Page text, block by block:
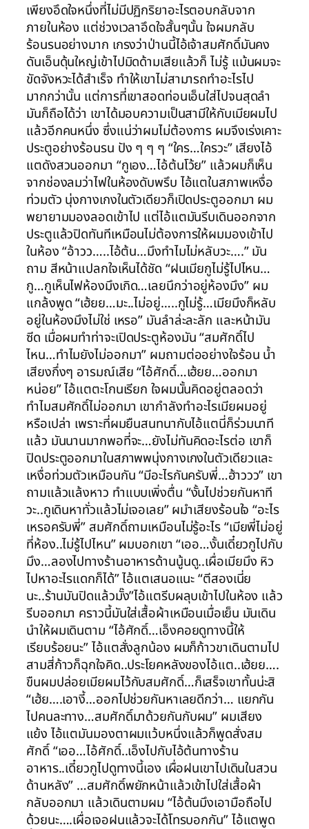
เพียงอึดใจหนึ่งที่ไม่มีปฏิกริยาอะไรตอบกลับจาก
ภายในห้อง แต่ช่วงเวลาอึดใจสั้นๆนั้น ใจผมกลับ
ร้อนรนอย่างมาก เกรงว่าป่านนี้ไอ้เจ้าสมศักดิ์มันคง
ดันเอ็นดุ้นใหญ่เข้าไปมิดด้ามเสียแล้วก็ ไม่รู้ แม้นผมจะ
ขัดจังหวะได้สำเร็จ ทำให้เขาไม่สามารถทำอะไรไป
มากกว่านั้น แต่การที่เขาสอดท่อนเอ็นใส่ไปจนสุดลำ
มันก็ถือได้ว่า เขาได้มอบความเป็นสามีให้กับเมียผมไป
แล้วอีกคนหนึ่ง ซึ่งแน่ว่าผมไม่ต้องการ ผมจึงเร่งเคาะ
ประตูอย่างร้อนรน ปัง ๆ ๆ ๆ “ใคร…ใครวะ” เสียงไอ้
แตดังสวนออกมา “กูเอง…ไอ้ต้นโว้ย” แล้วผมก็เห็น
จากช่องลมว่าไฟในห้องดับพรึบ ไอ้แตในสภาพเหงื่อ
ท่วมตัว นุ่งกางเกงในตัวเดียวก็เปิดประตูออกมา ผม
พยายามมองลอดเข้าไป แต่ไอ้แตมันรีบเดินออกจาก
ประตูแล้วปิดทันทีเหมือนไม่ต้องการให้ผมมองเข้าไป
ในห้อง “อ้าวว…..ไอ้ต้น…มึงทำไมไม่หลับวะ….” มัน
ถาม สีหน้าแปลกใจเห็นได้ชัด “ฝนเมียกูไม่รู้ไปไหน…
กู…กูเห็นไฟห้องมึงเกิด…เลยนึกว่าอยู่ห้องมึง” ผม
แกล้งพูด “เฮ้ยย…มะ..ไม่อยู่…..กูไม่รู้…เมียมึงก็หลับ
อยู่ในห้องมึงไม่ใช่ เหรอ” มันลำล่ะละลัก และหน้ามัน
ซีด เมื่อผมทำท่าจะเปิดประตูห้องมัน “สมศักดิ์ไป
ไหน…ทำไมยังไม่ออกมา” ผมถามต่ออย่างใจร้อน น้ำ
เสียงกึ่งๆ อารมณ์เสีย “ไอ้ศักดิ์…เฮ้ยย…ออกมา
หน่อย” ไอ้แตตะโกนเรียก ใจผมนั้นคิดอยู่ตลอดว่า
ทำไมสมศักดิ์ไม่ออกมา เขากำลังทำอะไรเมียผมอยู่
หรือเปล่า เพราะที่ผมยืนสนทนากับไอ้แตนี่ก็ร่วมนาที
แล้ว มันนานมากพอที่จะ…ยังไม่ทันคิดอะไรต่อ เขาก็
ปิดประตูออกมาในสภาพพนุ่งกางเกงในตัวเดียวและ
เหงื่อท่วมตัวเหมือนกัน “มีอะไรกันครับพี่…ฮ้าววว” เขา
ถามแล้วแล้งหาว ทำแบบเพิ่งตื่น “งั้นไปช่วยกันหาที
วะ..กูเดินหาทั่วแล้วไม่เจอเลย” ผมำเสียงร้อนใจ “อะไร
เหรอครับพี่” สมศักดิ์ถามเหมือนไม่รู้อะไร “เมียพี่ไม่อยู่
ที่ห้อง..ไม่รู้ไปไหน” ผมบอกเขา “เออ…งั้นเดี๋ยวกูไปกับ
มึง…ลองไปทางร้านอาหารด้านนู้นดู..เผื่อเมียมึง หิว
ไปหาอะไรแดกก็ได้” ไอ้แตเสนอแนะ “ตีสองเนี่ย
นะ..ร้านมันปิดแล้วมั๊ง”ไอ้แตรีบผลุบเข้าไปในห้อง แล้ว
รีบออกมา คราวนี้มันใส่เสื้อผ้าเหมือนเมื่อเย็น มันเดิน
นำให้ผมเดินตาม “ไอ้ศักดิ์…เอ็งคอยดูทางนี้ให้
เรียบร้อยนะ” ไอ้แตสั่งลูกน้อง ผมก็ก้าวขาเดินตามไป
สามสี่ก้าวก็ฉุกใจคิด..ประโยคหลังของไอ้แต..เฮ้ยย….
ขืนผมปล่อยเมียผมไว้กับสมศักดิ์…ก็เสร็จเขาทั้นน่ะสิ
“เฮ้ย….เอางี้…ออกไปช่วยกันหาเลยดีกว่า… แยกกัน
ไปคนละทาง…สมศักดิ์มาด้วยกันกับผม” ผมเสียง
แย้ง ไอ้แตมันมองตาผมแว้บหนึ่งแล้วก็พูดสั่งสม
ศักดิ์ “เออ…ไอ้ศักดิ์..เอ็งไปกับไอ้ต้นทางร้าน
อาหาร..เดี๋ยวกูไปดูทางนี้เอง เผื่อฝนเขาไปเดินในสวน
ด้านหลัง” …สมศักดิ์พยักหน้าแล้วเข้าไปใส่เสื้อผ้า
กลับออกมา แล้วเดินตามผม “ไอ้ต้นมึงเอามือถือไป
ด้วยนะ….เผื่อเจอฝนแล้วจะได้โทรบอกกัน” ไอ้แตพูด